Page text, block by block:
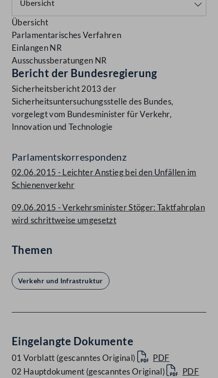
Übersicht
Parlamentarisches Verfahren
Einlangen NR
Ausschussberatungen NR
Bericht der Bundesregierung
Sicherheitsbericht 2013 der
Sicherheitsuntersuchungsstelle des Bundes,
vorgelegt vom Bundesminister für Verkehr,
Innovation und Technologie
Parlamentskorrespondenz
02.06.2015 - Leichter Anstieg bei den Unfällen im
Schienenverkehr
09.06.2015 - Verkehrsminister Stöger: Taktfahrplan
wird schrittweise umgesetzt
Themen
Verkehr und Infrastruktur
Eingelangte Dokumente
01 Vorblatt (gescanntes Original)
PDF
02 Hauptdokument (gescanntes Original)
PDF